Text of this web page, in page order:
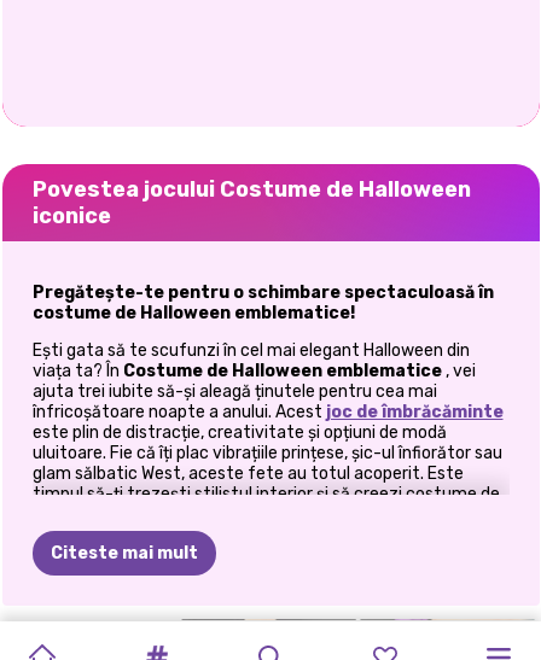
Povestea jocului Costume de Halloween
iconice
Pregătește-te pentru o schimbare spectaculoasă în
costume de Halloween emblematice!
Ești gata să te scufunzi în cel mai elegant Halloween din
viața ta? În Costume de Halloween emblematice, vei
ajuta trei iubite să-și aleagă ținutele pentru cea mai
înfricoșătoare noapte a anului. Acest joc de îmbrăcăminte
este plin de distracție, creativitate și opțiuni de modă
uluitoare. Fie că îți plac vibrațiile prințese, șic-ul înfiorător sau
glam sălbatic West, aceste fete au totul acoperit. Este
timpul să-ți trezești stilistul interior și să creezi costume de
câteva fantome. Să devenim înfricoșători, stilați și total
emblematici!
Citeste mai mult
TENDINȚE
FASHIONISTA
FESTIVALUL PETRECEREA MACHIAJUL